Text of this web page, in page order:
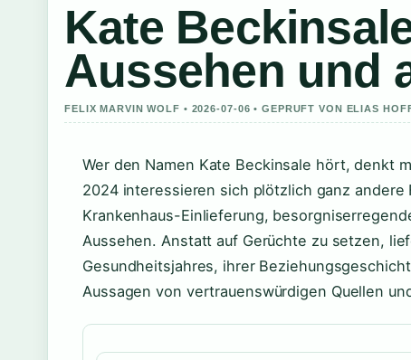
Kate
Aussehen und
FELIX MARVIN WOLF • 2026-07-06 • GEPRUFT VON ELIAS
Wer den Namen Kate Beckinsale hört, denkt
2024 interessieren sich plötzlich ganz
Krankenhaus-Einlieferung,
Aussehen. Anstatt auf Gerüchte zu setzen,
Gesundheitsjahres, ihrer
Aussagen von vertrauenswürdigen Quellen